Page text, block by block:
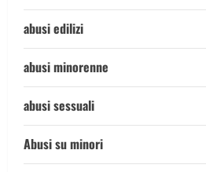
abusi edilizi
abusi minorenne
abusi sessuali
Abusi su minori